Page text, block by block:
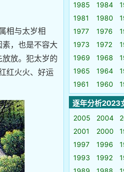
相与太岁相
，也是不容大
放。犯太岁的
红火火、好运
1985
1984
1981
1980
1977
1976
1973
1972
1969
1968
1965
1964
1961
1960
逐年分析2023
2005 2004
2001
2000
1997
1996
1993
1992